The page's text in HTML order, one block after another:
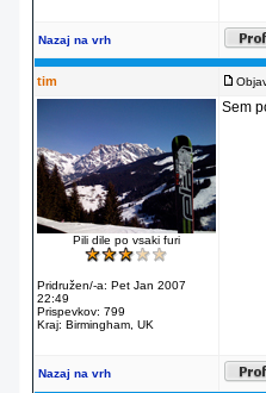
Nazaj na vrh
tim
Pili dile po vsaki furi
Pridružen/-a: Pet Jan 2007
22:49
Prispevkov: 799
Kraj: Birmingham, UK
Sem
Nazaj na vrh